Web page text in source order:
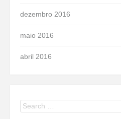
dezembro 2016
maio 2016
abril 2016